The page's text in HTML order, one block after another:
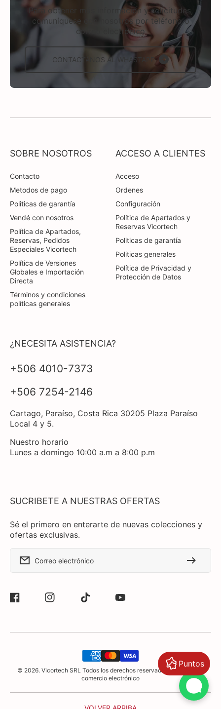
Para obtener más información y solicitudes,
comuníquese con nosotros por teléfono o
correo electrónico
CONTACTÁNOS AL WHASTAPP
SOBRE NOSOTROS
Contacto
Metodos de pago
Politicas de garantía
Vendé con nosotros
Política de Apartados,
Reservas, Pedidos
Especiales Vicortech
Política de Versiones
Globales e Importación
Directa
Términos y condiciones
políticas generales
ACCESO A CLIENTES
Acceso
Ordenes
Configuración
Política de Apartados y
Reservas Vicortech
Politicas de garantía
Politicas generales
Política de Privacidad y
Protección de Datos
¿NECESITA ASISTENCIA?
+506 4010-7373
+506 7254-2146
Cartago, Paraíso, Costa Rica 30205 Plaza Paraíso
Local 4 y 5.
Nuestro horario
Lunes a domingo 10:00 a.m a 8:00 p.m
SUCRIBETE A NUESTRAS OFERTAS
Sé el primero en enterarte de nuevas colecciones y
ofertas exclusivas.
Correo electrónico
Facebook Instagram TikTok YouTube
Formas
de
pago
© 2026. Vicortech SRL Todos los derechos reservados. Software de
comercio electrónico
Puntos